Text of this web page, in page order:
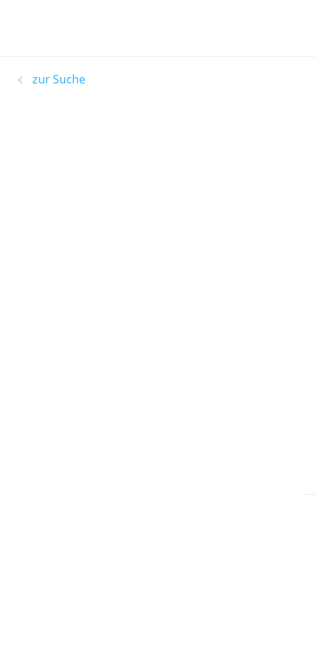
zur Suche